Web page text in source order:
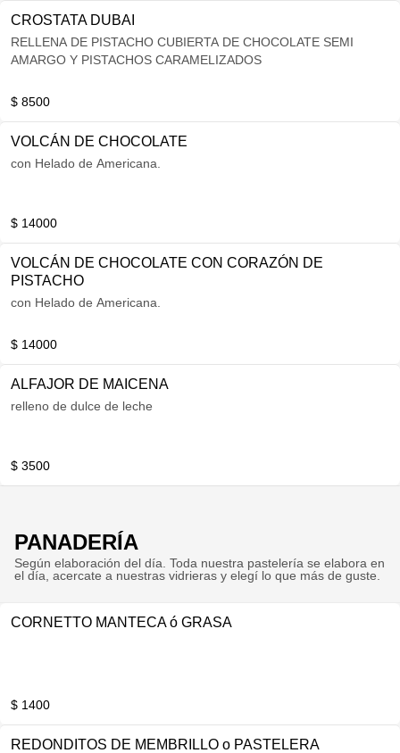
CROSTATA DUBAI
RELLENA DE PISTACHO CUBIERTA DE CHOCOLATE SEMI
AMARGO Y PISTACHOS CARAMELIZADOS
$ 8500
VOLCÁN DE CHOCOLATE
con Helado de Americana.
$ 14000
VOLCÁN DE CHOCOLATE CON CORAZÓN DE
PISTACHO
con Helado de Americana.
$ 14000
ALFAJOR DE MAICENA
relleno de dulce de leche
$ 3500
PANADERÍA
Según elaboración del día. Toda nuestra pastelería se elabora en
el día, acercate a nuestras vidrieras y elegí lo que más de guste.
CORNETTO MANTECA ó GRASA
$ 1400
REDONDITOS DE MEMBRILLO o PASTELERA